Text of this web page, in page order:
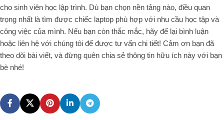
cho sinh viên học lập trình. Dù bạn chọn nền tảng nào, điều quan
trọng nhất là tìm được chiếc laptop phù hợp với nhu cầu học tập và
công việc của mình. Nếu bạn còn thắc mắc, hãy để lại bình luận
hoặc liên hệ với chúng tôi để được tư vấn chi tiết! Cảm ơn bạn đã
theo dõi bài viết, và đừng quên chia sẻ thông tin hữu ích này với bạn
bè nhé!